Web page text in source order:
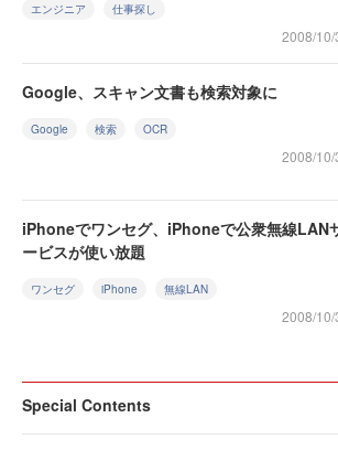
エンジニア 仕事探し
2008/10/
Google、スキャン文書も検索対象に
Google 検索 OCR
2008/10/
iPhoneでワンセグ、iPhoneで公衆無線LAN
ービスが使い放題
ワンセグ iPhone 無線LAN
2008/10/
Special Contents